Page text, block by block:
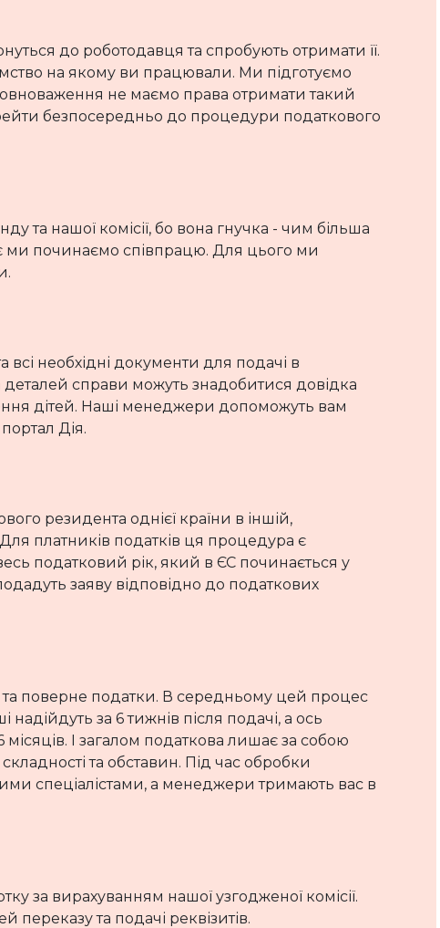
до роботодавця та спробують отримати її.
на якому ви працювали. Ми підготуємо
не маємо права отримати такий
безпосередньо до процедури податкового
та нашої комісії, бо вона гнучка - чим більша
ми починаємо співпрацю. Для цього ми
необхідні документи для подачі в
деталей справи можуть знадобитися довідка
дітей. Наші менеджери допоможуть вам
Дія.
резидента однієї країни в іншій,
платників податків ця процедура є
податковий рік, який в ЄС починається у
заяву відповідно до податкових
поверне податки. В середньому цей процес
надійдуть за 6 тижнів після подачі, а ось
І загалом податкова лишає за собою
та обставин. Під час обробки
спеціалістами, а менеджери тримають вас в
за вирахуванням нашої узгодженої комісії.
та подачі реквізитів.